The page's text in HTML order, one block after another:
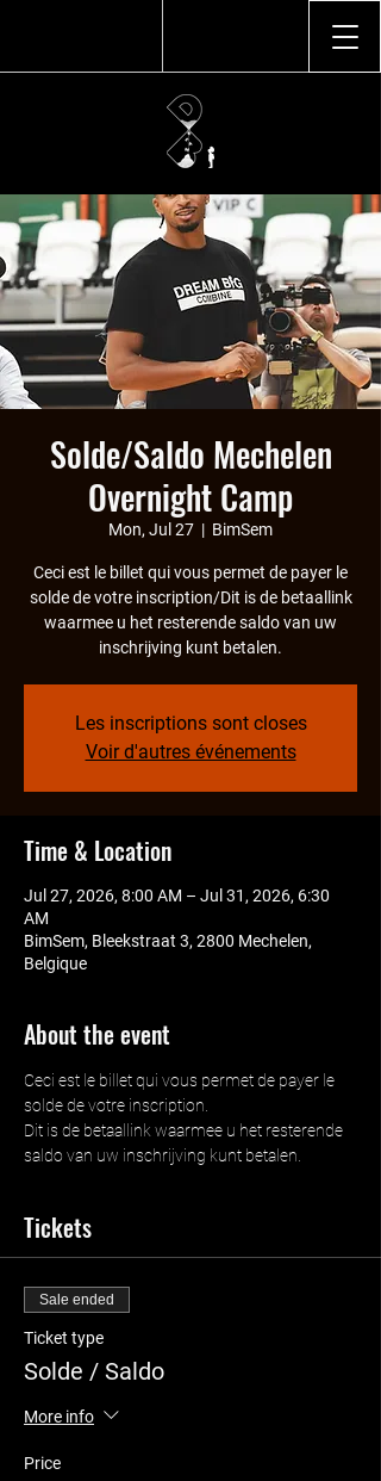
Solde/Saldo Mechelen
Overnight Camp
Mon, Jul 27
  |
BimSem
Ceci est le billet qui vous permet de payer le
solde de votre inscription/Dit is de betaallink
waarmee u het resterende saldo van uw
inschrijving kunt betalen.
Les inscriptions sont closes
Voir d'autres événements
Time & Location
Jul 27, 2026, 8:00 AM – Jul 31, 2026, 6:30
AM
BimSem, Bleekstraat 3, 2800 Mechelen,
Belgique
About the event
Ceci est le billet qui vous permet de payer le
solde de votre inscription.
Dit is de betaallink waarmee u het resterende
saldo van uw inschrijving kunt betalen.
Tickets
Sale ended
Ticket type
Solde / Saldo
More info
Price